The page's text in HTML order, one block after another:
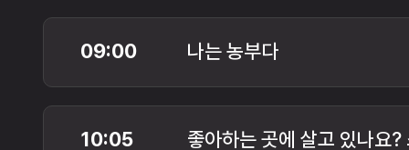
09:00 나는 농부다
10:05 좋아하는 곳에 살고 있나요?